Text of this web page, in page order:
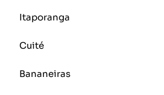
Itaporanga
Cuité
Bananeiras